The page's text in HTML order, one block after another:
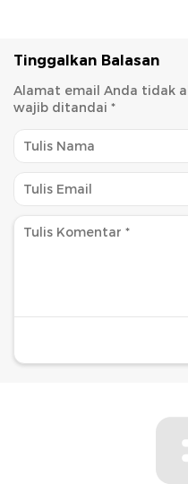
Tinggalkan Balasan
Alamat email Anda tidak
wajib ditandai *